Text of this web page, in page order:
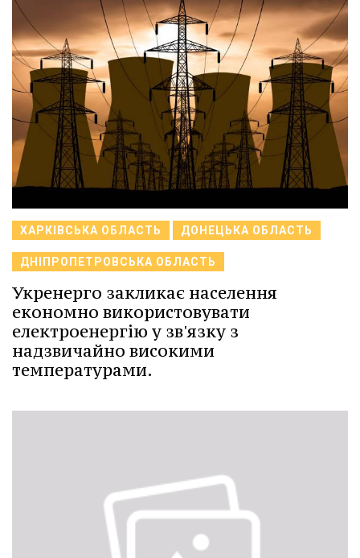
ХАРКІВСЬКА ОБЛАСТЬ ДОНЕЦЬКА ОБЛАСТЬ
ДНІПРОПЕТРОВСЬКА ОБЛАСТЬ
Укренерго закликає населення
економно використовувати
електроенергію у зв'язку з
надзвичайно високими
температурами.